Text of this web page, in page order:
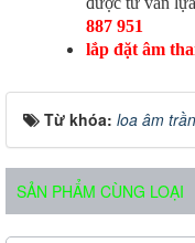
887 951
lắp đặt âm
Từ khóa: loa âm trần
SẢN PHẨM CÙNG LOẠI